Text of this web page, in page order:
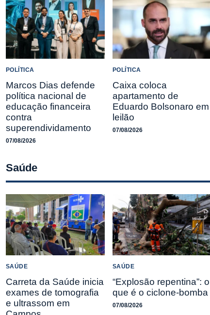
POLÍTICA
Marcos Dias defende
política nacional de
educação financeira
contra
superendividamento
07/08/2026
POLÍTICA
Caixa coloca
apartamento de
Eduardo Bolsonaro em
leilão
07/08/2026
Saúde
SAÚDE
Carreta da Saúde inicia
exames de tomografia
e ultrassom em
SAÚDE
“Explosão repentina”: o
que é o ciclone-bomba
07/08/2026